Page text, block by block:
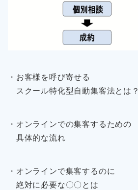
・お客様を呼び寄せる
スクール特化型自動集客法とは？
・オンラインでの集客するための
具体的な流れ
・オンラインで集客するのに
絶対に必要な〇〇とは